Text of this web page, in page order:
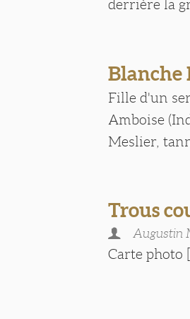
derrière la
Blanche
Fille d'un
Amboise
Meslier,
Trous
Augustin
Carte photo